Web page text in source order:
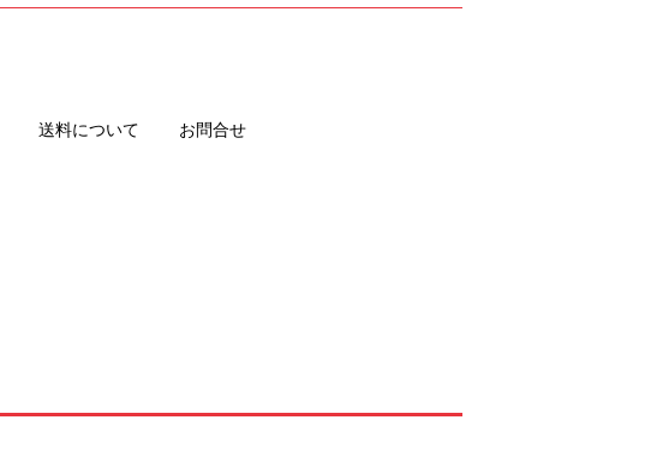
送料について お問合せ